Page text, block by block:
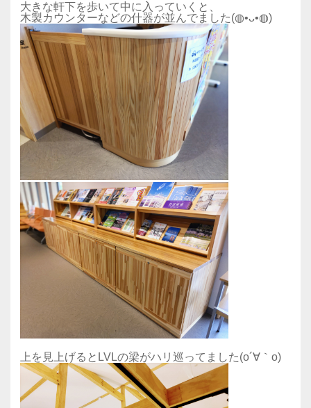
大きな軒下を歩いて中に入っていくと、
木製カウンターなどの什器が並んでました(◍•ᴗ•◍)
上を見上げるとLVLの梁がハリ巡ってました(o´∀｀o)